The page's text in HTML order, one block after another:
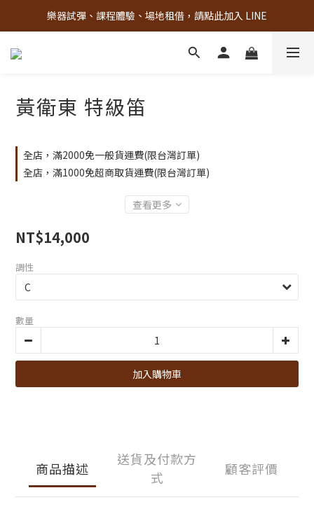
古亭門市 + 先進音樂教室週末假日皆有營業
樂器試彈、課程體驗、場地租借，請點此加入 LINE
古亭門市 + 先進音樂教室週末假日皆有營業
黃衛東 特級笛
全店，滿2000免一般貨運費(限台灣訂單)
全店，滿1000免超商取貨運費(限台灣訂單)
查看更多
NT$14,000
調性
數量
加入購物車
商品描述
送貨及付款方
式
顧客評價